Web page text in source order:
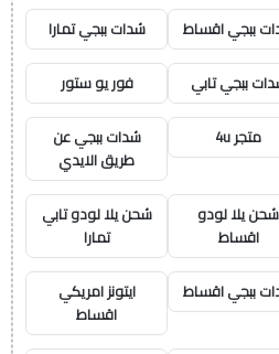
ببجي اقساط شدات ببجي تمارا
ببجي تابي فور يو ستور
متجر 4u
شدات ببجي عن
طريق الايدي
شحن يلا لودو
اقساط
شحن يلا لودو تابي
تمارا
ببجي اقساط
ايتونز امريكي
اقساط